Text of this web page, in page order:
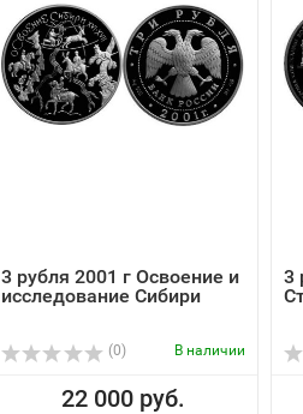
3 рубля 2001 г Освоение и
исследование Сибири
(0) В наличии
22 000 руб.
3